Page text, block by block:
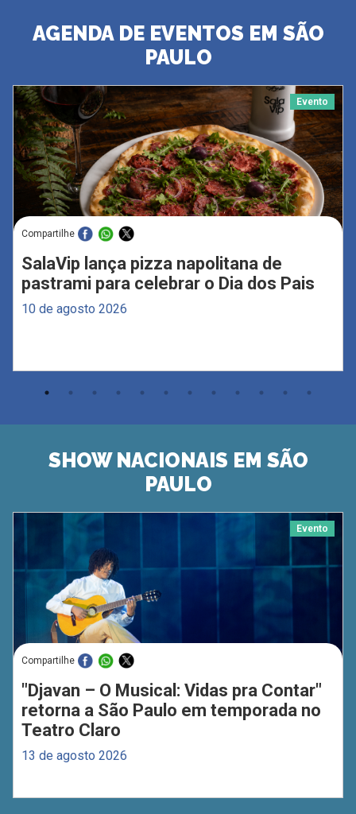
AGENDA DE EVENTOS EM SÃO
PAULO
Evento
Compartilhe
SalaVip lança pizza napolitana de
pastrami para celebrar o Dia dos Pais
10 de agosto 2026
SHOW NACIONAIS EM SÃO
PAULO
Evento
Compartilhe
"Djavan – O Musical: Vidas pra Contar"
retorna a São Paulo em temporada no
Teatro Claro
13 de agosto 2026